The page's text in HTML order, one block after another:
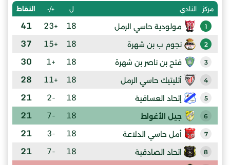
مركز النادي ل +/- النقاط
1 مولودية حاسي الرمل 18
+23
41
2 نجوم ب بن شهرة 18
+15
37
3 فتح بن ناصر بن شهرة 18
+1
30
4 أتليتيك حاسي الرمل 18
+11
28
5 إتحاد العسافية 18
-2
21
6 جيل الأغواط 18
-7
21
7 أمل حاسي الدلاعة 18
-3
21
8 اتحاد الصادقية 18
-7
21